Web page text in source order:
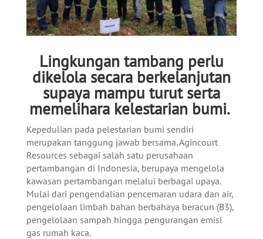
Lingkungan tambang perlu
dikelola secara berkelanjutan
supaya mampu turut serta
memelihara kelestarian bumi.
Kepedulian pada pelestarian bumi sendiri
merupakan tanggung jawab bersama. Agincourt
Resources sebagai salah satu perusahaan
pertambangan di Indonesia, berupaya mengelola
kawasan pertambangan melalui berbagai upaya.
Mulai dari pengendalian pencemaran udara dan air,
pengelolaan limbah bahan berbahaya beracun (B3),
pengelolaan sampah hingga pengurangan emisi
gas rumah kaca.